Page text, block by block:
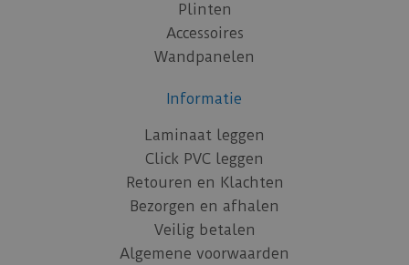
Plinten
Accessoires
Wandpanelen
Informatie
Laminaat leggen
Click PVC leggen
Retouren en Klachten
Bezorgen en afhalen
Veilig betalen
Algemene voorwaarden